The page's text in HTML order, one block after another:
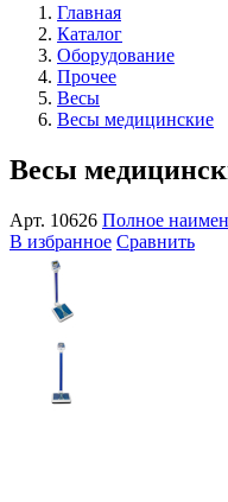
Главная
Каталог
Оборудование
Прочее
Весы
Весы медицинские
Весы
Арт. 10626 Полное
В избранное Сравнить